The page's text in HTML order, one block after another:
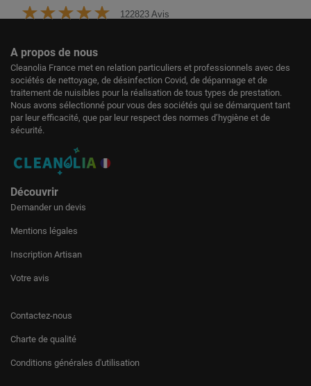
122823 Avis
A propos de nous
Cleanolia France met en relation particuliers et professionnels avec des
sociétés de nettoyage, de désinfection Covid, de dépannage et de
traitement de nuisibles pour la réalisation de tous types de prestation.
Nous avons sélectionné pour vous des sociétés qui se démarquent tant
par leur efficacité, que par leur respect des normes d’hygiène et de
sécurité.
Découvrir
Demander un devis
Mentions légales
Inscription Artisan
Votre avis
Contactez-nous
Charte de qualité
Conditions générales d'utilisation